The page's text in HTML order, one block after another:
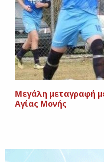
Μεγάλη μεταγραφή
Αγίας Μονής